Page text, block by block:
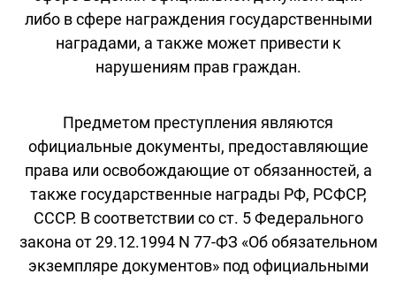
либо в сфере награждения государственными
наградами, а также может привести к
нарушениям прав граждан.
Предметом преступления являются
официальные документы, предоставляющие
права или освобождающие от обязанностей, а
также государственные награды РФ, РСФСР,
СССР. В соответствии со ст. 5 Федерального
закона от 29.12.1994 N 77-ФЗ «Об обязательном
экземпляре документов» под официальными